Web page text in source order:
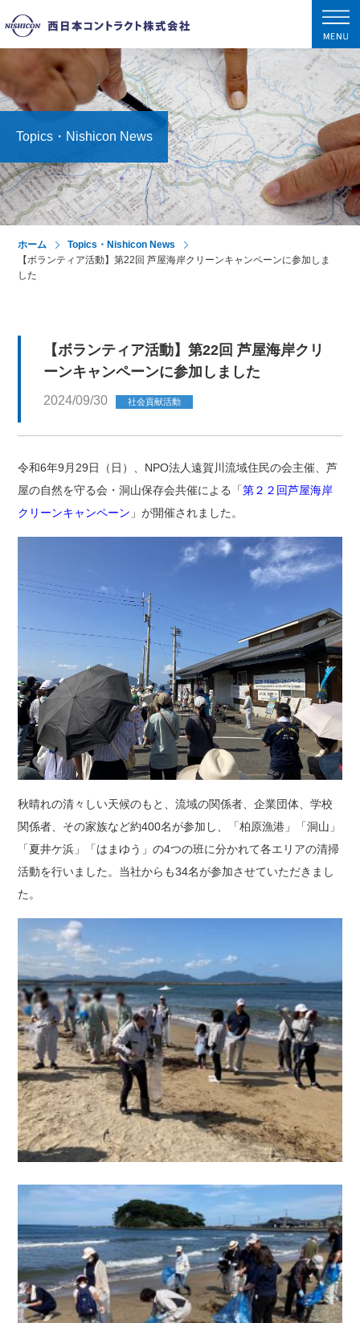
nav
Topics・Nishicon News
ホーム
Topics・Nishicon News
【ボランティア活動】第22回 芦屋海岸クリーンキャンペーンに参加しま
した
【ボランティア活動】第22回 芦屋海岸クリ
ーンキャンペーンに参加しました
2024/09/30 社会貢献活動
令和6年9月29日（日）、NPO法人遠賀川流域住民の会主催、芦
屋の自然を守る会・洞山保存会共催による「第２２回芦屋海岸
クリーンキャンペーン 」が開催されました。
秋晴れの清々しい天候のもと、流域の関係者、企業団体、学校
関係者、その家族など約400名が参加し、「柏原漁港」「洞山」
「夏井ケ浜」「はまゆう」の4つの班に分かれて各エリアの清掃
活動を行いました。当社からも34名が参加させていただきまし
た。